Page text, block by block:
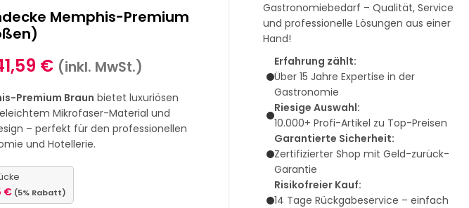
Memphis-Premium
€ (inkl. MwSt.)
Premium Braun bietet luxuriösen
Mikrofaser-Material und
– perfekt für den professionellen
und Hotellerie.
€ (5% Rabatt)
Gastronomiebedarf – Qualität, Service
und professionelle Lösungen aus einer
Hand!
Erfahrung zählt:
Über 15 Jahre Expertise in der
Gastronomie
Riesige Auswahl:
10.000+ Profi-Artikel zu Top-Preisen
Garantierte Sicherheit:
Zertifizierter Shop mit Geld-zurück-
Garantie
Risikofreier Kauf:
14 Tage Rückgabeservice – einfach